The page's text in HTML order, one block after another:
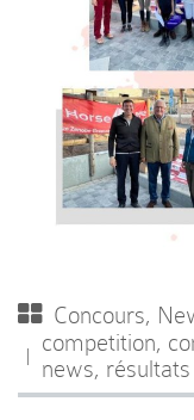
Concours,
competition,
news, résultats